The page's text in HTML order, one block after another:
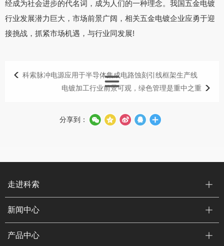
经成为社会进步的代名词，成为人们的一种理念。我国五金电镀
行业发展潜力巨大，市场前景广阔，相关五金电镀企业应勇于迎
接挑战，抓紧市场机遇，与行业同发展!
科索脉冲电源应用于半导体集成电路蚀刻引线框架生产线
电镀加工行业前景可观，绿色管理是重中之重
分享到：
走进科索
新闻中心
产品中心